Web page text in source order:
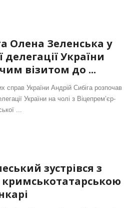
Олена Зеленська у
делегації України
візитом до ...
справ України Андрій Сибіга розпочав
України на чолі з Віцепрем’єр-
...
зустрівся з
кримськотатарською